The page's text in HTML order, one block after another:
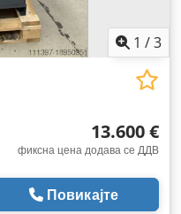
1 /3
13.600 €
фиксна цена додава се ДДВ
Повикајте